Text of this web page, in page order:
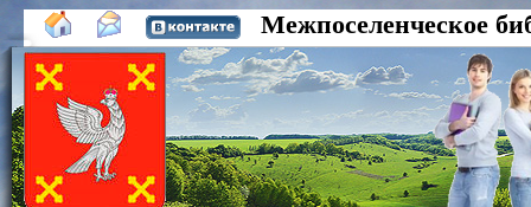
Межпоселенческое